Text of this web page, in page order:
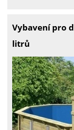
Vybavení pro
litrů